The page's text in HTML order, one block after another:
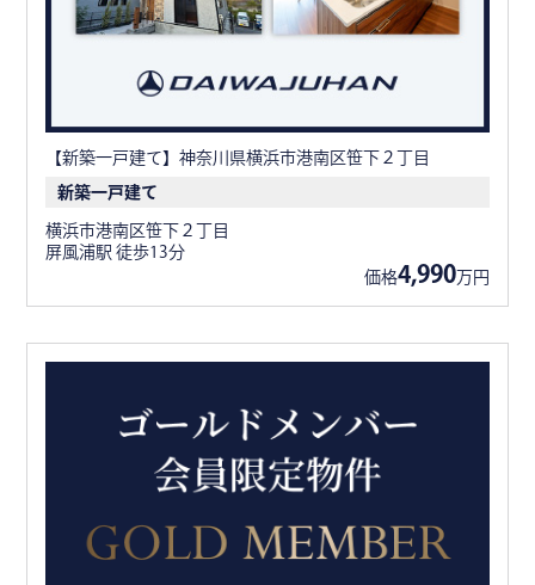
【新築一戸建て】神奈川県横浜市港南区笹下２丁目
新築一戸建て
横浜市港南区笹下２丁目
屏風浦駅 徒歩13分
価格4,990万円